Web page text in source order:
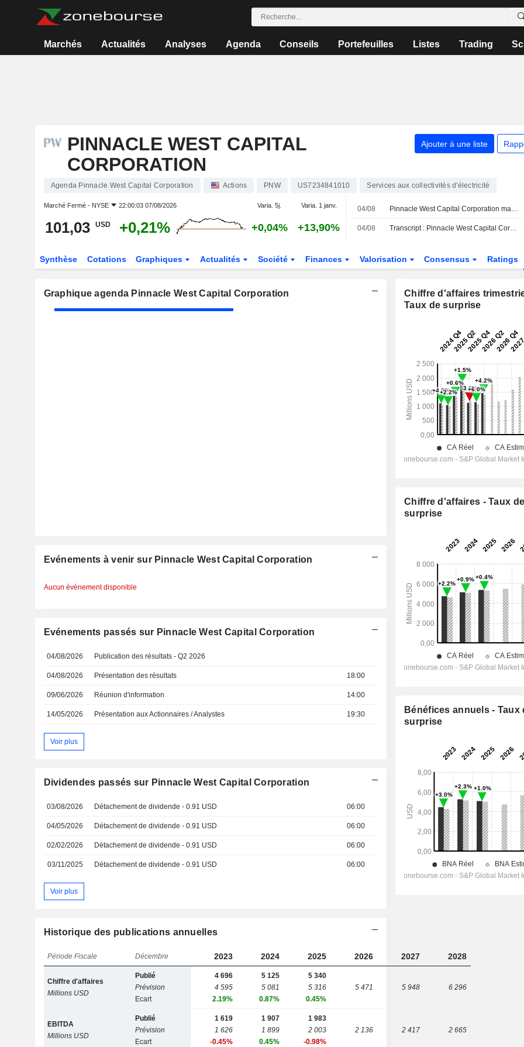
Marchés Actualités Analyses Agenda Conseils Portefeuilles Listes Trading
PINNACLE WEST CAPITAL
CORPORATION
Ajouter à une liste
Agenda Pinnacle West Capital Corporation Actions PNW US7234841010 Services aux collectivités d'électricité
Marché Fermé - NYSE 22:00:03 07/08/2026 Varia. 5j. Varia. 1 janv.
101,03 USD +0,21% +0,04% +13,90%
04/08 Pinnacle West Capital Corporation maintient ses prévisions de bénéfices consolidés pour l'exercice 2026
04/08 Transcript : Pinnacle West Capital Corporation, Q2 2026 Earnings Call, Aug 04, 2026
Synthèse Cotations Graphiques Actualités Société Finances Valorisation Consensus Ratings
Graphique agenda Pinnacle West Capital Corporation
Evénements à venir sur Pinnacle West Capital Corporation
Aucun évènement disponible
Evénements passés sur Pinnacle West Capital Corporation
04/08/2026 Publication des résultats - Q2 2026
04/08/2026 Présentation des résultats 18:00
09/06/2026 Réunion d'information 14:00
14/05/2026 Présentation aux Actionnaires / Analystes 19:30
Voir plus
Dividendes passés sur Pinnacle West Capital Corporation
03/08/2026 Détachement de dividende - 0.91 USD 06:00
04/05/2026 Détachement de dividende - 0.91 USD 06:00
02/02/2026 Détachement de dividende - 0.91 USD 06:00
03/11/2025 Détachement de dividende - 0.91 USD 06:00
Voir plus
Historique des publications annuelles
Période Fiscale Décembre 2023 2024 2025 2026 2027 2028
Chiffre d'affaires
Millions USD
Publié
Prévision
Ecart
4 696
4 595
2.19%
5 125
5 081
0.87%
5 340
5 316
0.45%
5 471 5 948 6 296
EBITDA
Millions USD
Publié
Prévision
Ecart
1 619
1 626
-0.45%
1 907
1 899
0.45%
1 983
2 003
-0.98%
2 136 2 417 2 665
Chiffre d'affaires
Taux de surprise
Chiffre d'affaires - Taux de
surprise
Bénéfices annuels - Taux
surprise